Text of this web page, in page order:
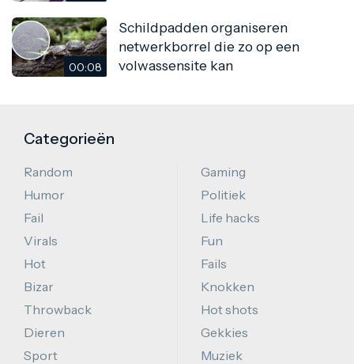
00:08
Schildpadden organiseren
netwerkborrel die zo op een
volwassensite kan
Categorieën
Random
Humor
Fail
Virals
Hot
Bizar
Throwback
Dieren
Sport
Gaming
Politiek
Life hacks
Fun
Fails
Knokken
Hot shots
Gekkies
Muziek